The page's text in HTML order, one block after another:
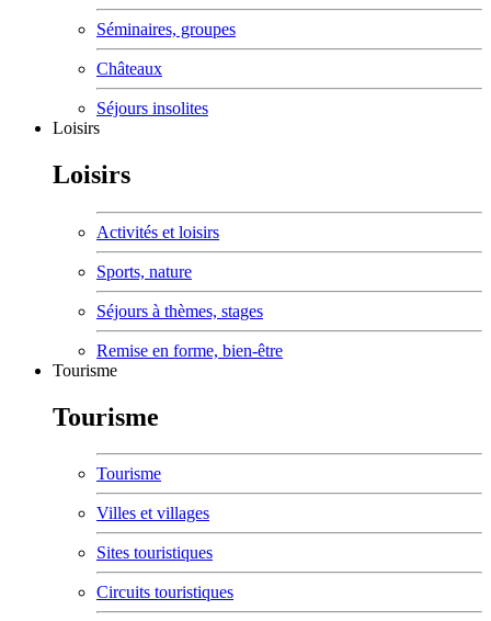
Séminaires, groupes
Châteaux
Séjours insolites
Loisirs
Loisirs
Activités et loisirs
Sports, nature
Séjours à thèmes, stages
Remise en forme, bien-être
Tourisme
Tourisme
Tourisme
Villes et villages
Sites touristiques
Circuits touristiques